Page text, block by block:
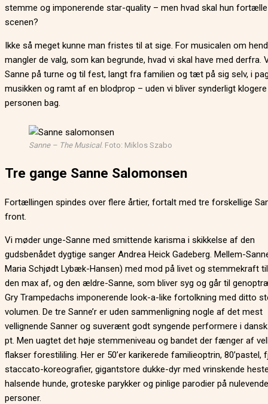
stemme og imponerende star-quality – men hvad skal hun
scenen?
Ikke så meget kunne man fristes til at sige. For musicalen om
mangler de valg, som kan begrunde, hvad vi skal have med derfra.
Sanne på turne og til fest, langt fra familien og tæt på sig selv, i
musikken og ramt af en blodprop – uden vi bliver synderligt
personen bag.
Sanne – The Musical. Foto: Miklos Szabo
Tre gange Sanne Salomonsen
Fortællingen spindes over flere årtier, fortalt med tre forskellige
front.
Vi møder unge-Sanne med smittende karisma i skikkelse af den
gudsbenådet dygtige sanger Andrea Heick Gadeberg. Mellem-
Maria Schjødt Lybæk-Hansen) med mod på livet og stemmekraft
den max af, og den ældre-Sanne, som bliver syg og går til
Gry Trampedachs imponerende look-a-like fortolkning med ditto
volumen. De tre Sanne’r er uden sammenligning nogle af det mest
vellignende Sanner og suverænt godt syngende performere i
pt. Men uagtet det høje stemmeniveau og bandet der fænger af
flakser forestililing. Her er 50’er karikerede familieoptrin, 80’pastel,
staccato-koreografier, gigantstore dukke-dyr med vrinskende
halsende hunde, groteske parykker og pinlige parodier på nulevende
personer.